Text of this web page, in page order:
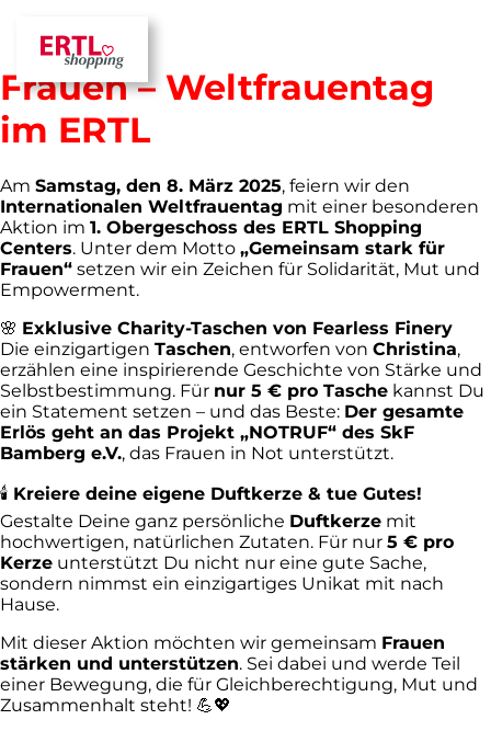
Gemeinsam stark für
Frauen – Weltfrauentag
im ERTL
Am Samstag, den 8. März 2025, feiern wir den
Internationalen Weltfrauentag mit einer besonderen
Aktion im 1. Obergeschoss des ERTL Shopping
Centers. Unter dem Motto „Gemeinsam stark für
Frauen“ setzen wir ein Zeichen für Solidarität, Mut und
Empowerment.
🌸 Exklusive Charity-Taschen von Fearless Finery
Die einzigartigen Taschen, entworfen von Christina,
erzählen eine inspirierende Geschichte von Stärke und
Selbstbestimmung. Für nur 5 € pro Tasche kannst Du
ein Statement setzen – und das Beste: Der gesamte
Erlös geht an das Projekt „NOTRUF“ des SkF
Bamberg e.V., das Frauen in Not unterstützt.
🕯 Kreiere deine eigene Duftkerze & tue Gutes!
Gestalte Deine ganz persönliche Duftkerze mit
hochwertigen, natürlichen Zutaten. Für nur 5 € pro
Kerze unterstützt Du nicht nur eine gute Sache,
sondern nimmst ein einzigartiges Unikat mit nach
Hause.
Mit dieser Aktion möchten wir gemeinsam Frauen
stärken und unterstützen. Sei dabei und werde Teil
einer Bewegung, die für Gleichberechtigung, Mut und
Zusammenhalt steht! 💪💖